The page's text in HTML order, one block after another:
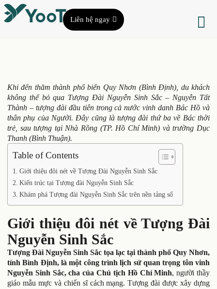
Liên hệ ngay
Khi đến thăm thành phố biển Quy Nhơn (Bình Định), du khách
không thể bỏ qua Tượng Đài Nguyễn Sinh Sắc – Nguyễn Tất
Thành – tượng đài đầu tiên trong cả nước vinh danh Bác Hồ và
thân phụ của Người. Đây cũng là tượng đài thứ ba về Bác thời
trẻ, sau tượng tại Nhà Rồng (TP. Hồ Chí Minh) và trường Dục
Thanh (Bình Thuận).
Table of Contents
Giới thiệu đôi nét về Tượng Đài Nguyễn Sinh Sắc
Kiến trúc tại Tượng đài Nguyễn Sinh Sắc
Khám phá Tượng đài Nguyễn Sinh Sắc trên nền tảng số
Giới thiệu đôi nét về Tượng Đài
Nguyễn Sinh Sắc
Tượng Đài Nguyễn Sinh Sắc tọa lạc tại thành phố Quy Nhơn,
tỉnh Bình Định, là một công trình lịch sử quan trọng tôn vinh
Nguyễn Sinh Sắc, cha của Chủ tịch Hồ Chí Minh, người thầy
giáo mẫu mực và chiến sĩ cách mạng. Tượng đài được xây dựng